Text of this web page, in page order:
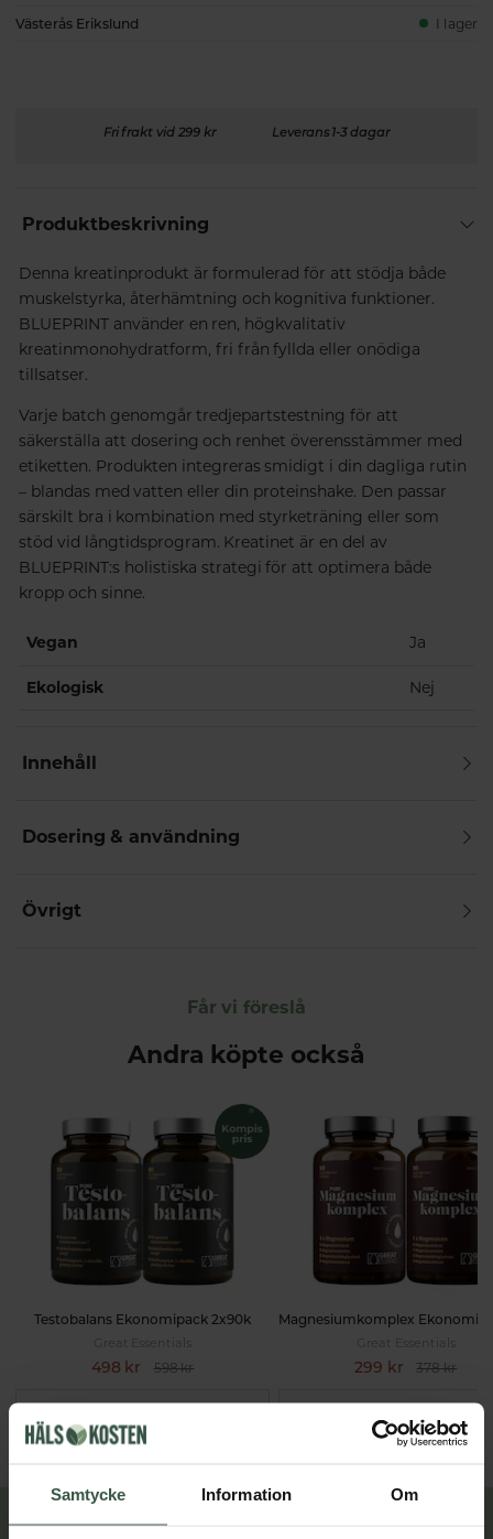
Samtycke Information Om
Västerås Erikslund I lager
Fri frakt vid 299 kr Leverans 1-3 dagar
Produktbeskrivning
Denna kreatinprodukt är formulerad för att stödja både
muskelstyrka, återhämtning och kognitiva funktioner.
BLUEPRINT använder en ren, högkvalitativ
kreatinmonohydratform, fri från fyllda eller onödiga
tillsatser.
Varje batch genomgår tredjepartstestning för att
säkerställa att dosering och renhet överensstämmer med
etiketten. Produkten integreras smidigt i din dagliga rutin
– blandas med vatten eller din proteinshake. Den passar
särskilt bra i kombination med styrketräning eller som
stöd vid långtidsprogram. Kreatinet är en del av
BLUEPRINT:s holistiska strategi för att optimera både
kropp och sinne.
Vegan Ja
Ekologisk Nej
Innehåll
Dosering & användning
Övrigt
Får vi föreslå
Andra köpte också
Testobalans Ekonomipack 2x90k
Great Essentials
498 kr 598 kr
Great Essentials
299 kr 378 kr